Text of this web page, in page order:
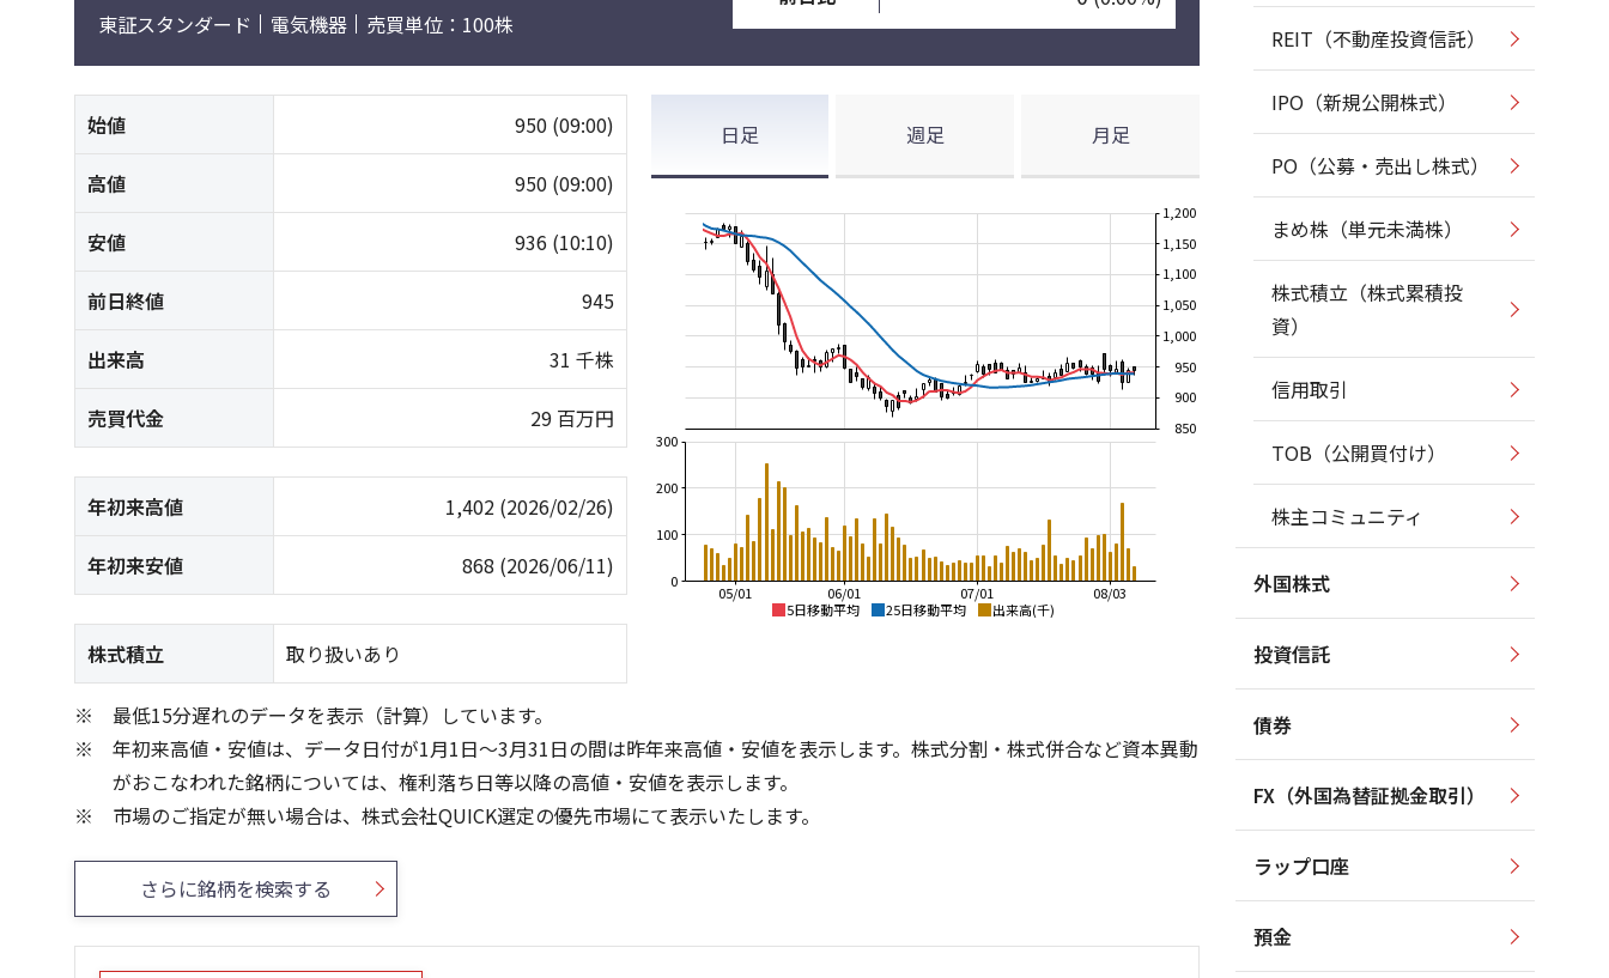
東証スタンダード 電気機器 売買単位：100株
始値 950 (09:00)
高値 950 (09:00)
安値 936 (10:10)
前日終値 945
出来高 31 千株
売買代金 29 百万円
年初来高値 1,402 (2026/02/26)
年初来安値 868 (2026/06/11)
株式積立 取り扱いあり
日足 週足 月足
5日移動平均 25日移動平均 出来高(千)
08/03
07/01
06/01
05/01
850
900
950
1,000
1,050
1,100
1,150
1,200
0
100
200
300
1,200
1,000
最低15分遅れのデータを表示（計算）しています。
年初来高値・安値は、データ日付が1月1日～3月31日の間は昨年来高値・安値を表示します。株式分割・株式併合など資本異動
がおこなわれた銘柄については、権利落ち日等以降の高値・安値を表示します。
市場のご指定が無い場合は、株式会社QUICK選定の優先市場にて表示いたします。
さらに銘柄を検索する
REIT（不動産投資信託）
IPO（新規公開株式）
PO（公募・売出し株式）
まめ株（単元未満株）
株式積立（株式累積投
資）
信用取引
TOB（公開買付け）
株主コミュニティ
外国株式
投資信託
債券
FX（外国為替証拠金取引）
ラップ口座
預金